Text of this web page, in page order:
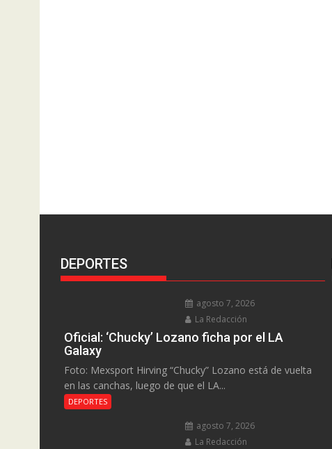
DEPORTES
agosto 7, 2026
La Redacción
Oficial: ‘Chucky’ Lozano ficha por el LA
Galaxy
Foto: Mexsport Hirving “Chucky” Lozano está de vuelta
en las canchas, luego de que el LA...
DEPORTES
agosto 7, 2026
La Redacción